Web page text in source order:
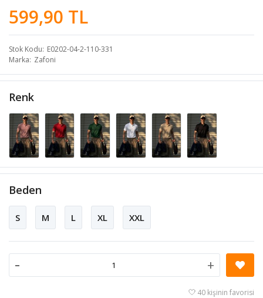
599,90 TL
Stok Kodu E0202-04-2-110-331
Marka Zafoni
Renk
Beden
S M L XL XXL
- +
40 kişinin favorisi